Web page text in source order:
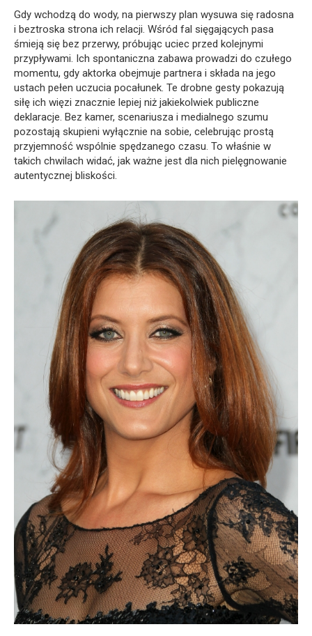
Gdy wchodzą do wody, na pierwszy plan wysuwa się radosna
i beztroska strona ich relacji. Wśród fal sięgających pasa
śmieją się bez przerwy, próbując uciec przed kolejnymi
przypływami. Ich spontaniczna zabawa prowadzi do czułego
momentu, gdy aktorka obejmuje partnera i składa na jego
ustach pełen uczucia pocałunek. Te drobne gesty pokazują
siłę ich więzi znacznie lepiej niż jakiekolwiek publiczne
deklaracje. Bez kamer, scenariusza i medialnego szumu
pozostają skupieni wyłącznie na sobie, celebrując prostą
przyjemność wspólnie spędzanego czasu. To właśnie w
takich chwilach widać, jak ważne jest dla nich pielęgnowanie
autentycznej bliskości.